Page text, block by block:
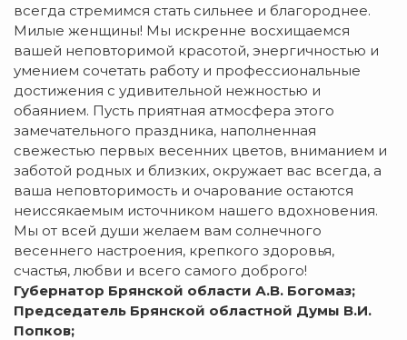
всегда стремимся стать сильнее и благороднее.
Милые женщины! Мы искренне восхищаемся
вашей неповторимой красотой, энергичностью и
умением сочетать работу и профессиональные
достижения с удивительной нежностью и
обаянием. Пусть приятная атмосфера этого
замечательного праздника, наполненная
свежестью первых весенних цветов, вниманием и
заботой родных и близких, окружает вас всегда, а
ваша неповторимость и очарование остаются
неиссякаемым источником нашего вдохновения.
Мы от всей души желаем вам солнечного
весеннего настроения, крепкого здоровья,
счастья, любви и всего самого доброго!
Губернатор Брянской области А.В. Богомаз;
Председатель Брянской областной Думы В.И.
Попков;